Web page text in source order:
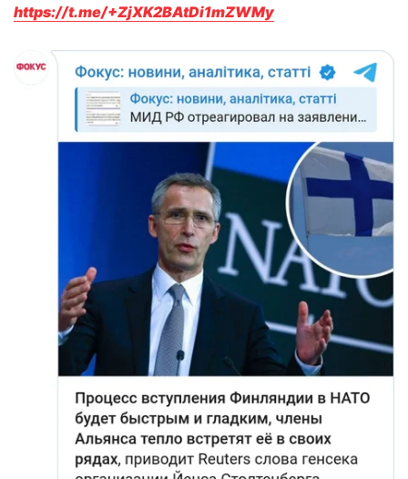
https://t.me/+ZjXK2BAtDi1mZWMy